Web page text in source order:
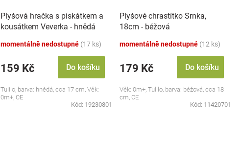
Plyšová hračka s pískátkem a
kousátkem Veverka - hnědá
momentálně nedostupné (17 ks)
159 Kč Do košíku
Tulilo, barva: hnědá, cca 17 cm, Věk:
0m+, CE
Kód: 19230801
Plyšové chrastítko Srnka,
18cm - béžová
momentálně nedostupné (12 ks)
179 Kč Do košíku
Věk: 0m+, Tulilo, barva: béžová, cca 18
cm, CE
Kód: 11420701